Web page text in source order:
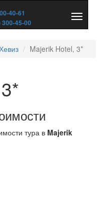
40-61
300-45-00
скрыть
Majerik Hotel, 3*
тура в Majerik